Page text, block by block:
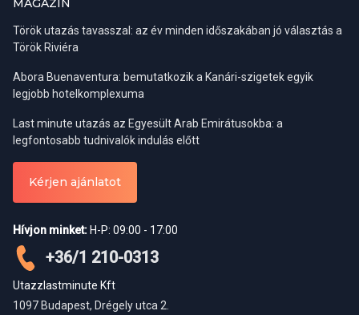
MAGAZIN
Török utazás tavasszal: az év minden időszakában jó választás a
Török Riviéra
Abora Buenaventura: bemutatkozik a Kanári-szigetek egyik
legjobb hotelkomplexuma
Last minute utazás az Egyesült Arab Emirátusokba: a
legfontosabb tudnivalók indulás előtt
Kérjen ajánlatot
Hívjon minket: H-P: 09:00 - 17:00
+36/1 210-0313
Utazzlastminute Kft
1097 Budapest, Drégely utca 2.